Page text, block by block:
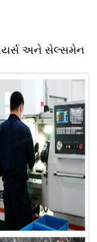
અને સેલ્સમેન